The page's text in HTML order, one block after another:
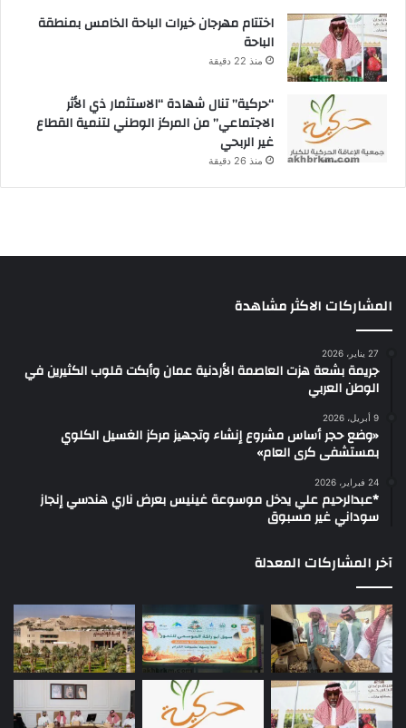
اختتام مهرجان خيرات الباحة الخامس بمنطقة
الباحة
منذ 22 دقيقة
“حركية” تنال شهادة “الاستثمار ذي الأثر
الاجتماعي” من المركز الوطني لتنمية القطاع
غير الربحي
منذ 26 دقيقة
المشاركات الاكثر مشاهدة
27 يناير، 2026
جريمة بشعة هزت العاصمة الأردنية عمان وأبكت قلوب الكثيرين في
الوطن العربي
9 أبريل، 2026
«وضع حجر أساس مشروع إنشاء وتجهيز مركز الغسيل الكلوي
بمستشفى كرى العام»
24 فبراير، 2026
*عبدالرحيم علي يدخل موسوعة غينيس بعرض ناري هندسي إنجاز
سوداني غير مسبوق
آخر المشاركات المعدلة